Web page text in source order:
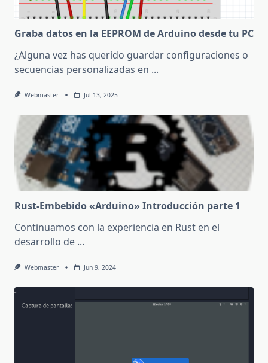
Graba datos en la EEPROM de Arduino desde tu PC
¿Alguna vez has querido guardar configuraciones o
secuencias personalizadas en ...
Webmaster Jul 13, 2025
Rust-Embebido «Arduino» Introducción parte 1
Continuamos con la experiencia en Rust en el
desarrollo de ...
Webmaster Jun 9, 2024